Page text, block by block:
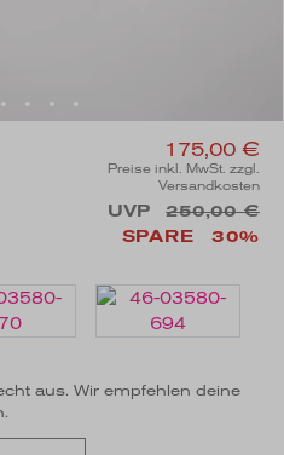
175,00 €
Preise inkl. MwSt. zzgl.
Versandkosten
UVP
250,00 €
SPARE
30%
aus. Wir empfehlen deine